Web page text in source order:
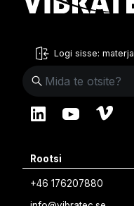
Logi sisse:
Rootsi
+46 176207880